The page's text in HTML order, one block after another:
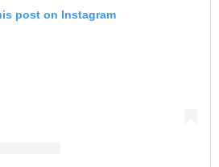
post on Instagram